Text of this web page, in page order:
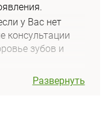
у Вас нет
консультации
зубов и
Развернуть